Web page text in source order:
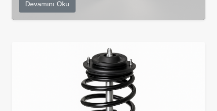
Devamını Oku